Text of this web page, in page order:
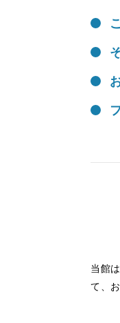
当館
て、